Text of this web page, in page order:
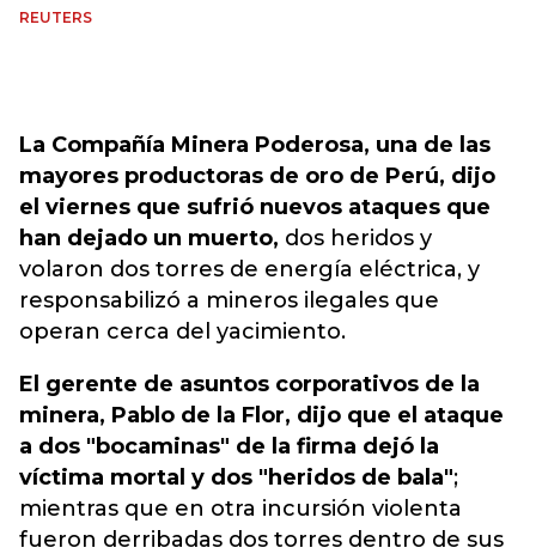
REUTERS
La Compañía Minera Poderosa, una de las
mayores productoras de oro de Perú, dijo
el viernes que sufrió nuevos ataques que
han dejado un muerto, dos heridos y
volaron dos torres de energía eléctrica, y
responsabilizó a mineros ilegales que
operan cerca del yacimiento.
El gerente de asuntos corporativos de la
minera, Pablo de la Flor, dijo que el ataque
a dos "bocaminas" de la firma dejó la
víctima mortal y dos "heridos de bala";
mientras que en otra incursión violenta
fueron derribadas dos torres dentro de sus